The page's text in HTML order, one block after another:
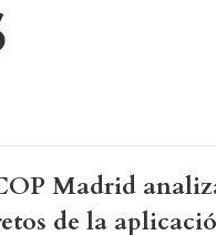
Madrid
de la